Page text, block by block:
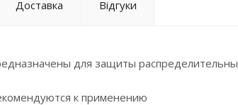
Доставка Відгуки
для защиты
к применению